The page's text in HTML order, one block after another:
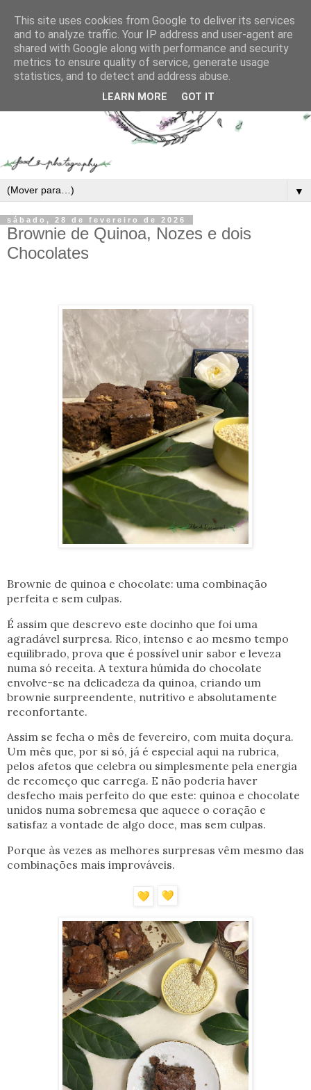
▼
sábado, 28 de fevereiro de 2026
Brownie de Quinoa, Nozes e dois
Chocolates
Brownie de quinoa e chocolate: uma combinação
perfeita e sem culpas.
É assim que descrevo este docinho que foi uma
agradável surpresa. Rico, intenso e ao mesmo tempo
equilibrado, prova que é possível unir sabor e leveza
numa só receita. A textura húmida do chocolate
envolve-se na delicadeza da quinoa, criando um
brownie surpreendente, nutritivo e absolutamente
reconfortante.
Assim se fecha o mês de fevereiro, com muita doçura.
Um mês que, por si só, já é especial aqui na rubrica,
pelos afetos que celebra ou simplesmente pela energia
de recomeço que carrega. E não poderia haver
desfecho mais perfeito do que este: quinoa e chocolate
unidos numa sobremesa que aquece o coração e
satisfaz a vontade de algo doce, mas sem culpas.
Porque às vezes as melhores surpresas vêm mesmo das
combinações mais improváveis.
This site uses cookies from Google to deliver its services
and to analyze traffic. Your IP address and user-agent are
shared with Google along with performance and security
metrics to ensure quality of service, generate usage
statistics, and to detect and address abuse.
LEARN MORE GOT IT